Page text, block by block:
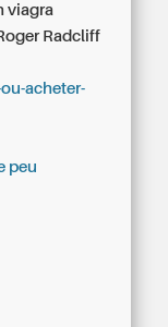
viagra
Radcliff
acheter-
peu